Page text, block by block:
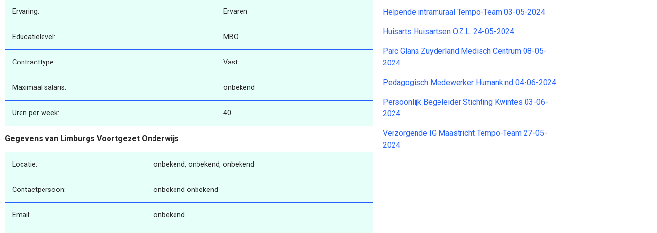
Ervaring: Ervaren
Educatielevel: MBO
Contracttype: Vast
Maximaal salaris: onbekend
Uren per week: 40
Gegevens van Limburgs Voortgezet Onderwijs
Locatie: onbekend, onbekend, onbekend
Contactpersoon: onbekend onbekend
Email: onbekend
Helpende intramuraal Tempo-Team 03-05-2024
Huisarts Huisartsen O.Z.L. 24-05-2024
Parc Glana Zuyderland Medisch Centrum 08-05-
2024
Pedagogisch Medewerker Humankind 04-06-2024
Persoonlijk Begeleider Stichting Kwintes 03-06-
2024
Verzorgende IG Maastricht Tempo-Team 27-05-
2024